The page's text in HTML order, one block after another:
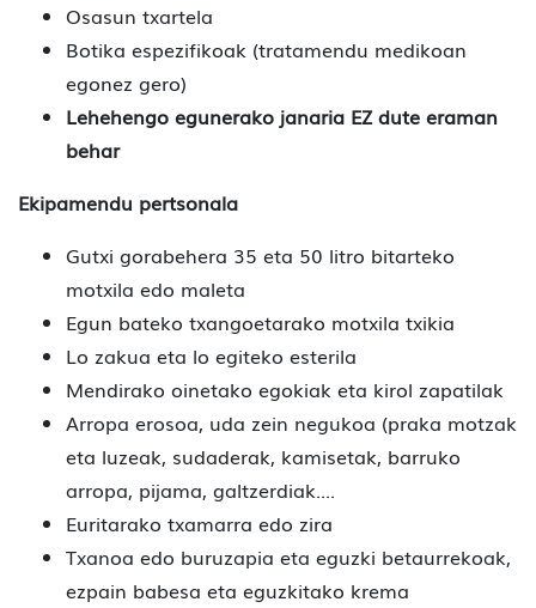
Osasun txartela
Botika espezifikoak (tratamendu medikoan
egonez gero)
Lehehengo egunerako janaria EZ dute eraman
behar
Ekipamendu pertsonala
Gutxi gorabehera 35 eta 50 litro bitarteko
motxila edo maleta
Egun bateko txangoetarako motxila txikia
Lo zakua eta lo egiteko esterila
Mendirako oinetako egokiak eta kirol zapatilak
Arropa erosoa, uda zein negukoa (praka motzak
eta luzeak, sudaderak, kamisetak, barruko
arropa, pijama, galtzerdiak....
Euritarako txamarra edo zira
Txanoa edo buruzapia eta eguzki betaurrekoak,
ezpain babesa eta eguzkitako krema